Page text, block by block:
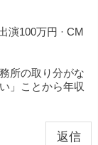
演100万円 · CM
所の取り分がな
」ことから年収
返信